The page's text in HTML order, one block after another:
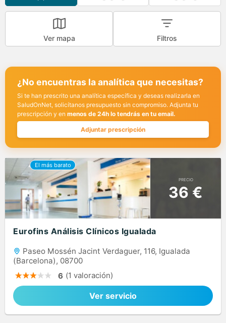
Ver mapa Filtros
¿No encuentras la analítica que necesitas?
Si te han prescrito una analítica específica y deseas realizarla en
SaludOnNet, solicítanos presupuesto sin compromiso. Adjunta tu
prescripción y en menos de 24h lo tendrás en tu email.
Adjuntar prescripción
PRECIO
36 €
Eurofins Análisis Clínicos Igualada
Paseo Mossén Jacint Verdaguer, 116, Igualada
(Barcelona), 08700
6 (1 valoración)
Ver servicio